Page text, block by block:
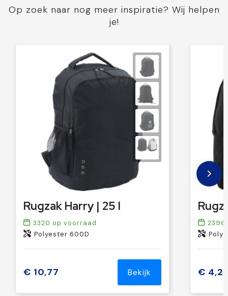
Op zoek naar nog meer inspiratie? Wij helpen
je!
Rugzak Harry | 25 l
3320 op voorraad
Polyester 600D
€ 10,77 Bekijk €